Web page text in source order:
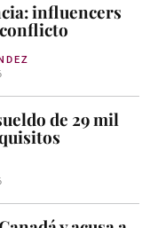
influencers
de 29 mil